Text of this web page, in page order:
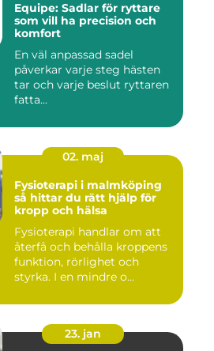
Equipe: Sadlar för ryttare
som vill ha precision och
komfort
En väl anpassad sadel
påverkar varje steg hästen
tar och varje beslut ryttaren
fatta...
02. maj
Fysioterapi i malmköping
så hittar du rätt hjälp för
kropp och hälsa
Fysioterapi handlar om att
återfå och behålla kroppens
funktion, rörlighet och
styrka. I en mindre o...
23. jan